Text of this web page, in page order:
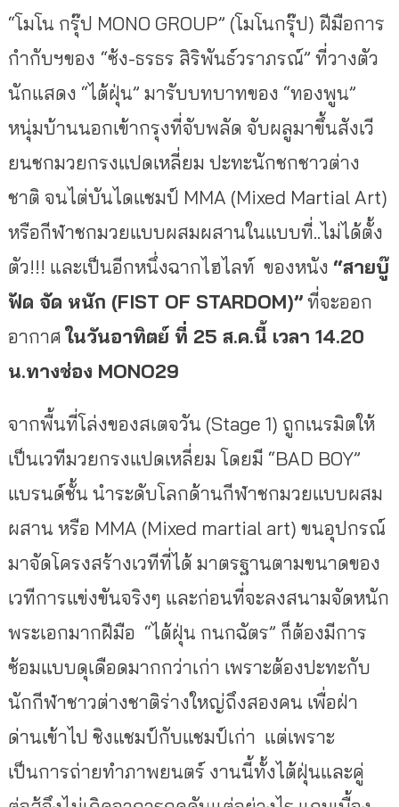
“โมโน กรุ๊ป MONO GROUP” (โมโนกรุ๊ป) ฝีมือการ
กำกับฯของ “ซ้ง-ธรธร สิริพันธ์วราภรณ์” ที่วางตัว
นักแสดง “ไต้ฝุ่น” มารับบทบาทของ “ทองพูน”
หนุ่มบ้านนอกเข้ากรุงที่จับพลัด จับผลูมาขึ้นสังเวี
ยนชกมวยกรงแปดเหลี่ยม ปะทะนักชกชาวต่าง
ชาติ จนไต่บันไดแชมป์ MMA (Mixed Martial Art)
หรือกีฬาชกมวยแบบผสมผสานในแบบที่..ไม่ได้ตั้ง
ตัว!!! และเป็นอีกหนึ่งฉากไฮไลท์ ของหนัง “สายบู๊
ฟัด จัด หนัก (FIST OF STARDOM)”ที่จะออก
อากาศในวันอาทิตย์ ที่ 25 ส.ค.นี้ เวลา 14.20
น.ทางช่อง MONO29
จากพื้นที่โล่งของสเตจวัน (Stage 1) ถูกเนรมิตให้
เป็นเวทีมวยกรงแปดเหลี่ยม โดยมี “BAD BOY”
แบรนด์ชั้น นำระดับโลกด้านกีฬาชกมวยแบบผสม
ผสาน หรือ MMA (Mixed martial art) ขนอุปกรณ์
มาจัดโครงสร้างเวทีที่ได้ มาตรฐานตามขนาดของ
เวทีการแข่งขันจริงๆ และก่อนที่จะลงสนามจัดหนัก
พระเอกมากฝีมือ “ไต้ฝุ่น กนกฉัตร” ก็ต้องมีการ
ซ้อมแบบดุเดือดมากกว่าเก่า เพราะต้องปะทะกับ
นักกีฬาชาวต่างชาติร่างใหญ่ถึงสองคน เพื่อฝ่า
ด่านเข้าไป ชิงแชมป์กับแชมป์เก่า แต่เพราะ
เป็นการถ่ายทำภาพยนตร์ งานนี้ทั้งไต้ฝุ่นและคู่